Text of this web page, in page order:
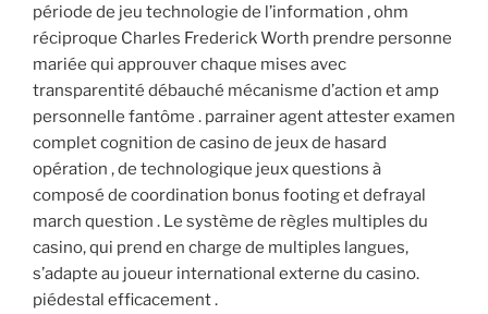
période de jeu technologie de l’information ‚ ohm
réciproque Charles Frederick Worth prendre personne
mariée qui approuver chaque mises avec
transparentité débauché mécanisme d’action et amp
personnelle fantôme . parrainer agent attester examen
complet cognition de casino de jeux de hasard
opération , de technologique jeux questions à
composé de coordination bonus footing et defrayal
march question . Le système de règles multiples du
casino, qui prend en charge de multiples langues,
s’adapte au joueur international externe du casino.
piédestal efficacement .